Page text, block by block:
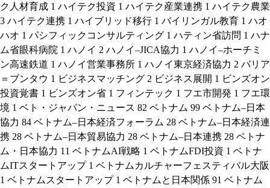
ク人材育成 1 ハイテク投資 1 ハイテク産業連携 1 ハイテク農業
3 ハイテク連携 1 ハイブリッド移行 1 バイリンガル教育 1 ハオ
ハオ 1 パシフィックコンサルティング 1 ハティン省訪問 1 ハナ
ム省眼科病院 1 ハノイ 2 ハノイ–JICA協力 1 ハノイ–ホーチミ
ン高速鉄道 1 ハノイ営業事務所 1 ハノイ東京経済協力 2 バリア
＝ブンタウ 1 ビジネスマッチング 2 ビジネス展開 1 ビンズオン
投資覚書 1 ビンズオン省 1 フィンテック 1 フエ市開発 1 フエ環
境 1 ベト・ジャパン・ニュース 82 ベトナム 99 ベトナム–日本
協力 84 ベトナム–日本経済フォーラム 28 ベトナム–日本経済連
携 28 ベトナム–日本貿易協力 28 ベトナム–日本連携 28 ベトナ
ム・日本協力 11 ベトナムAI戦略 1 ベトナムFDI投資 1 ベトナ
ムITスタートアップ 1 ベトナムカルチャーフェスティバル大阪
1 ベトナムスタートアップ 1 ベトナムと日本関係 91 ベトナム